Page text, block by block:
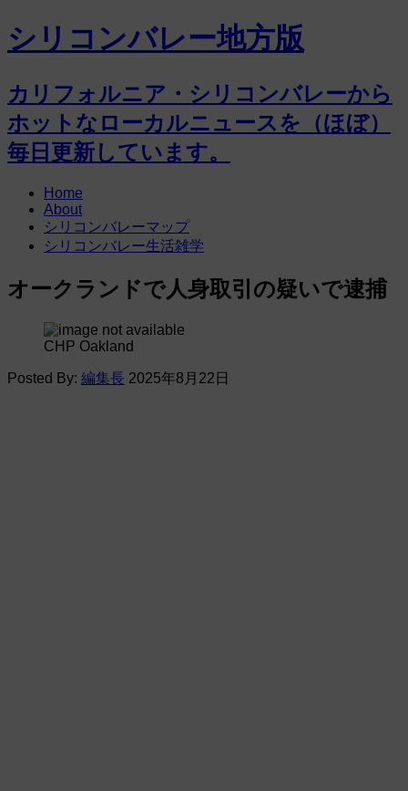
シリコンバレー地方版
カリフォルニア・シリコンバレーから
ホットなローカルニュースを（ほぼ）
毎日更新しています。
Home
About
シリコンバレーマップ
シリコンバレー生活雑学
オークランドで人身取引の疑いで逮捕
CHP Oakland
Posted By: 編集長 2025年8月22日